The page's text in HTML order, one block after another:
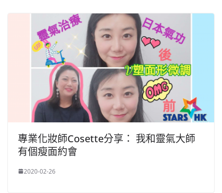
專業化妝師Cosette分享： 我和靈氣大師
有個瘦面約會
2020-02-26